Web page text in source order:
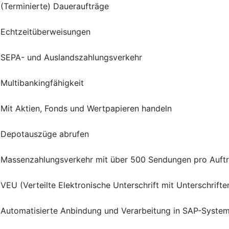
(Terminierte) Daueraufträge
Echtzeitüberweisungen
SEPA- und Auslandszahlungsverkehr
Multibankingfähigkeit
Mit Aktien, Fonds und Wertpapieren handeln
Depotauszüge abrufen
Massenzahlungsverkehr mit über 500 Sendungen pro
VEU (Verteilte Elektronische Unterschrift mit
Automatisierte Anbindung und Verarbeitung in SAP-